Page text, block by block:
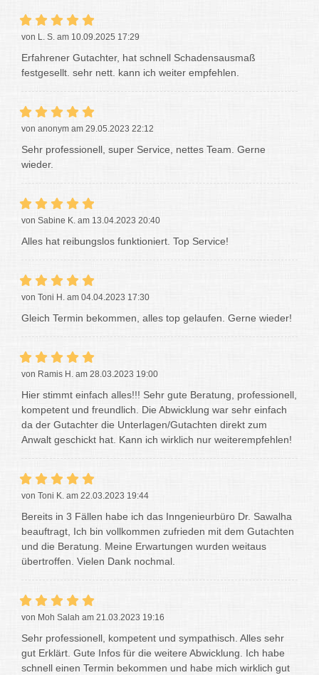
von L. S. am 10.09.2025 17:29
Erfahrener Gutachter, hat schnell Schadensausmaß
festgesellt. sehr nett. kann ich weiter empfehlen.
von anonym am 29.05.2023 22:12
Sehr professionell, super Service, nettes Team. Gerne
wieder.
von Sabine K. am 13.04.2023 20:40
Alles hat reibungslos funktioniert. Top Service!
von Toni H. am 04.04.2023 17:30
Gleich Termin bekommen, alles top gelaufen. Gerne wieder!
von Ramis H. am 28.03.2023 19:00
Hier stimmt einfach alles!!! Sehr gute Beratung, professionell,
kompetent und freundlich. Die Abwicklung war sehr einfach
da der Gutachter die Unterlagen/Gutachten direkt zum
Anwalt geschickt hat. Kann ich wirklich nur weiterempfehlen!
von Toni K. am 22.03.2023 19:44
Bereits in 3 Fällen habe ich das Inngenieurbüro Dr. Sawalha
beauftragt, Ich bin vollkommen zufrieden mit dem Gutachten
und die Beratung. Meine Erwartungen wurden weitaus
übertroffen. Vielen Dank nochmal.
von Moh Salah am 21.03.2023 19:16
Sehr professionell, kompetent und sympathisch. Alles sehr
gut Erklärt. Gute Infos für die weitere Abwicklung. Ich habe
schnell einen Termin bekommen und habe mich wirklich gut